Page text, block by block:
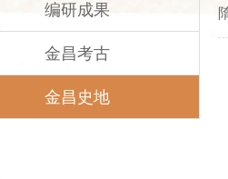
编研成果
金昌考古
金昌史地